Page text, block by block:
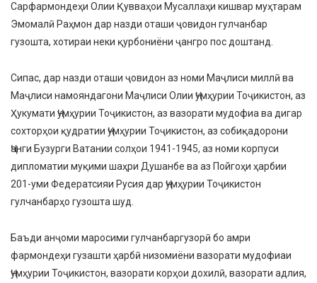
Сарфармондеҳи Олии Қувваҳои Мусаллаҳи кишвар муҳтарам
Эмомалӣ Раҳмон дар назди оташи ҷовидон гулчанбар
гузошта, хотираи неки қурбониёни ҷангро пос доштанд.
Сипас, дар назди оташи ҷовидон аз номи Маҷлиси миллӣ ва
Маҷлиси намояндагони Маҷлиси Олии Ҷумҳурии Тоҷикистон, аз
Ҳукумати Ҷумҳурии Тоҷикистон, аз вазорати мудофиа ва дигар
сохторҳои қудратии Ҷумҳурии Тоҷикистон, аз собиқадорони
Ҷанги Бузурги Ватании солҳои 1941-1945, аз номи корпуси
дипломатии муқими шаҳри Душанбе ва аз Пойгоҳи ҳарбии
201-уми Федератсияи Русия дар Ҷумҳурии Тоҷикистон
гулчанбарҳо гузошта шуд.
Баъди анҷоми маросими гулчанбаргузорӣ бо амри
фармондеҳи гузашти ҳарбӣ низомиёни вазорати мудофиаи
Ҷумҳурии Тоҷикистон, вазорати корҳои дохилӣ, вазорати адлия,